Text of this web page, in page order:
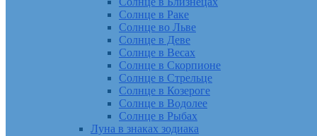
Солнце в Раке
Солнце во Льве
Солнце в Деве
Солнце в Весах
Солнце в Скорпионе
Солнце в Стрельце
Солнце в Козероге
Солнце в Водолее
Солнце в Рыбах
Луна в знаках зодиака